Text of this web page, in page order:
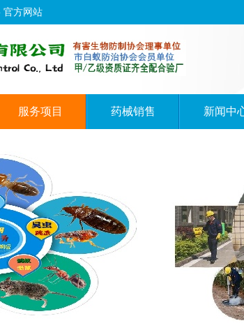
官方网站
服务项目 药械销售 新闻中